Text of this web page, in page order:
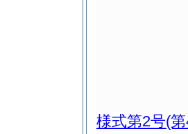
様式第2号(